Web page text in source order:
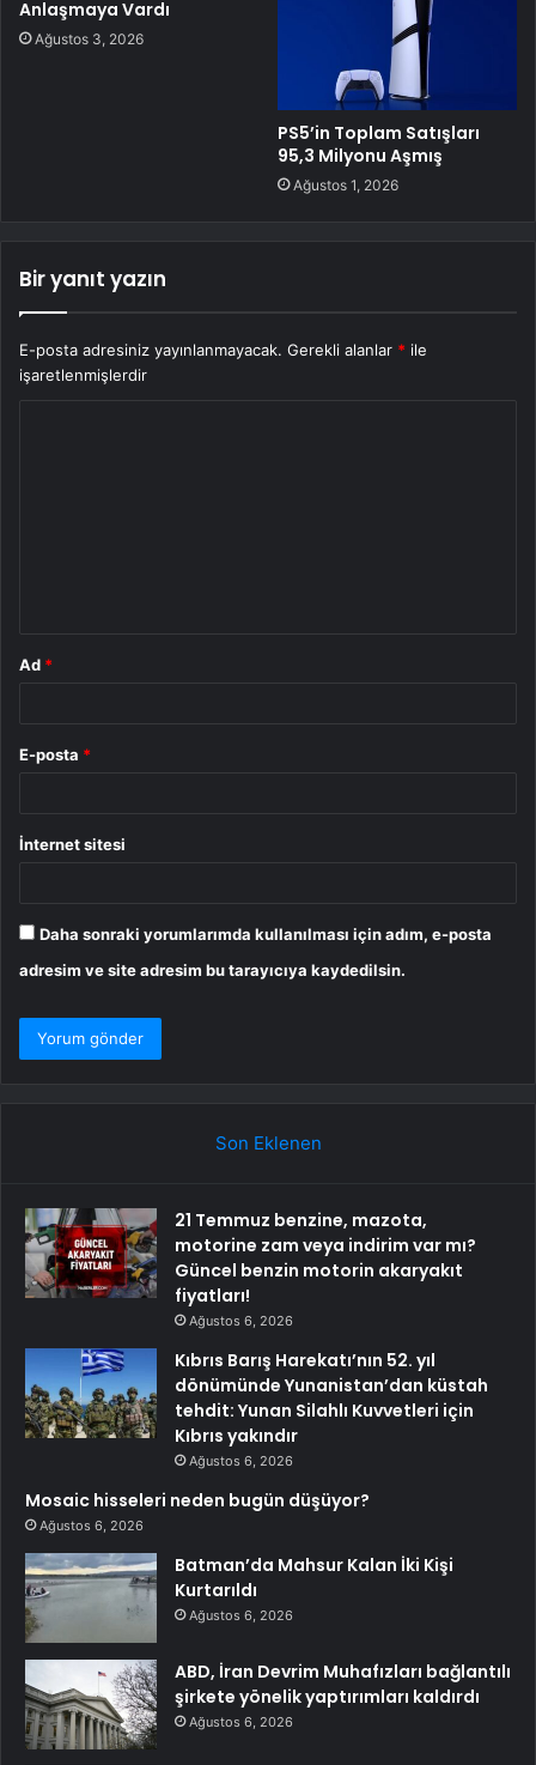
Anlaşmaya Vardı
Ağustos 3, 2026
PS5’in Toplam Satışları
95,3 Milyonu Aşmış
Ağustos 1, 2026
Bir yanıt yazın
E-posta adresiniz yayınlanmayacak. Gerekli alanlar * ile
işaretlenmişlerdir
Ad *
E-posta *
İnternet sitesi
Daha sonraki yorumlarımda kullanılması için adım, e-posta
adresim ve site adresim bu tarayıcıya kaydedilsin.
Son Eklenen
21 Temmuz benzine, mazota,
motorine zam veya indirim var mı?
Güncel benzin motorin akaryakıt
fiyatları!
Ağustos 6, 2026
Kıbrıs Barış Harekatı’nın 52. yıl
dönümünde Yunanistan’dan küstah
tehdit: Yunan Silahlı Kuvvetleri için
Kıbrıs yakındır
Ağustos 6, 2026
Mosaic hisseleri neden bugün düşüyor?
Ağustos 6, 2026
Batman’da Mahsur Kalan İki Kişi
Kurtarıldı
Ağustos 6, 2026
ABD, İran Devrim Muhafızları bağlantılı
şirkete yönelik yaptırımları kaldırdı
Ağustos 6, 2026